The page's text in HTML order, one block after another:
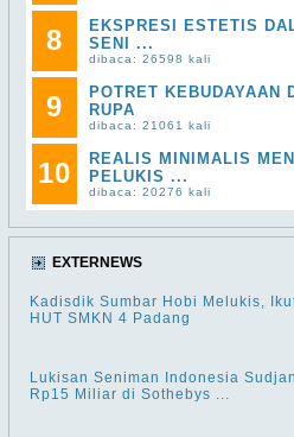
8
EKSPRESI ESTETIS
SENI ...
dibaca: 26598 kali
9
POTRET KEBUDAYAAN
RUPA
dibaca: 21061 kali
10
REALIS MINIMALIS
PELUKIS ...
dibaca: 20276 kali
EXTERNEWS
Kadisdik Sumbar Hobi Melukis,
HUT SMKN 4 Padang
Lukisan Seniman Indonesia
Rp15 Miliar di Sothebys ...